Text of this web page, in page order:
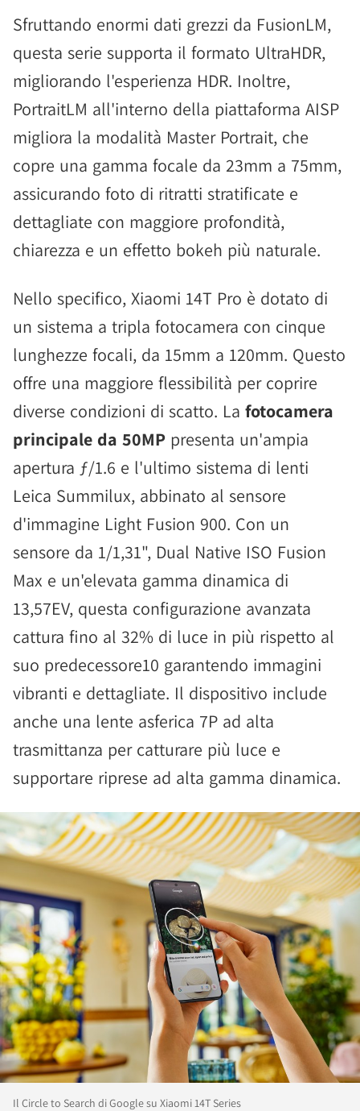
Sfruttando enormi dati grezzi da FusionLM,
questa serie supporta il formato UltraHDR,
migliorando l'esperienza HDR. Inoltre,
PortraitLM all'interno della piattaforma AISP
migliora la modalità Master Portrait, che
copre una gamma focale da 23mm a 75mm,
assicurando foto di ritratti stratificate e
dettagliate con maggiore profondità,
chiarezza e un effetto bokeh più naturale.
Nello specifico, Xiaomi 14T Pro è dotato di
un sistema a tripla fotocamera con cinque
lunghezze focali, da 15mm a 120mm. Questo
offre una maggiore flessibilità per coprire
diverse condizioni di scatto. La fotocamera
principale da 50MP presenta un'ampia
apertura ƒ/1.6 e l'ultimo sistema di lenti
Leica Summilux, abbinato al sensore
d'immagine Light Fusion 900. Con un
sensore da 1/1,31", Dual Native ISO Fusion
Max e un'elevata gamma dinamica di
13,57EV, questa configurazione avanzata
cattura fino al 32% di luce in più rispetto al
suo predecessore10 garantendo immagini
vibranti e dettagliate. Il dispositivo include
anche una lente asferica 7P ad alta
trasmittanza per catturare più luce e
supportare riprese ad alta gamma dinamica.
Il Circle to Search di Google su Xiaomi 14T Series